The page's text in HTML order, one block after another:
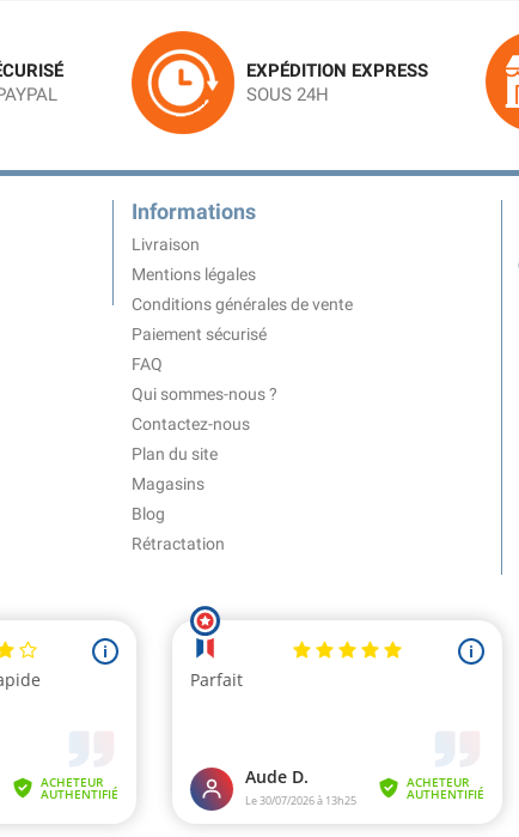
EXPÉDITION EXPRESS
SOUS 24H
Informations
Livraison
Mentions légales
Conditions générales de vente
Paiement sécurisé
FAQ
Qui sommes-nous ?
Contactez-nous
Plan du site
Magasins
Blog
Rétractation